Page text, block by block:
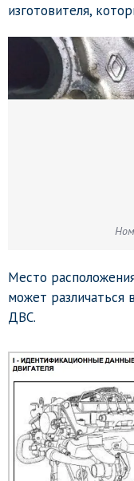
изготовителя,
Место
может различаться
ДВС.